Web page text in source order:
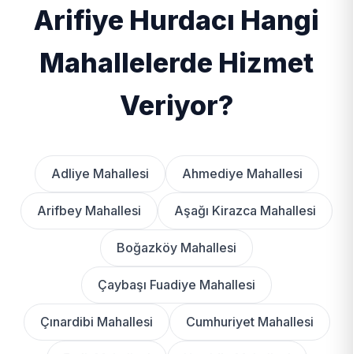
Arifiye Hurdacı Hangi
Mahallelerde Hizmet
Veriyor?
Adliye Mahallesi Ahmediye Mahallesi
Arifbey Mahallesi Aşağı Kirazca Mahallesi
Boğazköy Mahallesi
Çaybaşı Fuadiye Mahallesi
Çınardibi Mahallesi Cumhuriyet Mahallesi